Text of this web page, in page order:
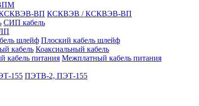
КСКВЭВ / КСКВЭВ-ВП
СИП кабель
Плоский кабель шлейф
Коаксиальный кабель
Межплатный кабель питания
ПЭТВ-2, ПЭТ-155